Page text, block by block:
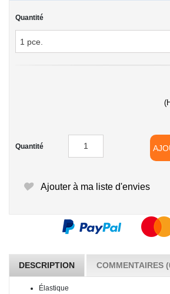
Quantité
Quantité
Ajouter à ma liste d'envies
DESCRIPTION COMMENTAIRES
Élastique